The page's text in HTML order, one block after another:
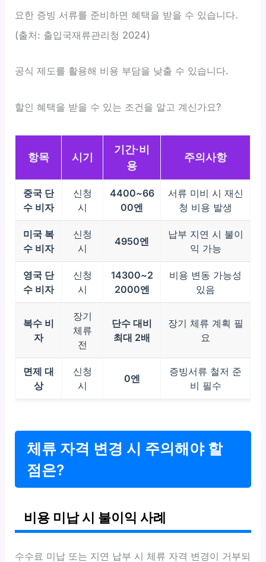
요한 증빙 서류를 준비하면 혜택을 받을 수 있습니다.
(출처: 출입국재류관리청 2024)
공식 제도를 활용해 비용 부담을 낮출 수 있습니다.
할인 혜택을 받을 수 있는 조건을 알고 계신가요?
항목 시기
기간·비
용
주의사항
중국 단
수 비자
신청
시
4400~66
00엔
서류 미비 시 재신
청 비용 발생
미국 복
수 비자
신청
시
4950엔
납부 지연 시 불이
익 가능
영국 단
수 비자
신청
시
14300~2
2000엔
비용 변동 가능성
있음
복수 비
자
장기
체류
전
단수 대비
최대 2배
장기 체류 계획 필
요
면제 대
상
신청
시
0엔
증빙서류 철저 준
비 필수
체류 자격 변경 시 주의해야 할
점은?
비용 미납 시 불이익 사례
수수료 미납 또는 지연 납부 시 체류 자격 변경이 거부되